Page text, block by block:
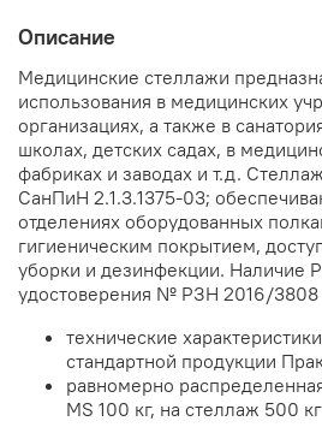
Описание
Медицинские стеллажи
использования в медицинских
организациях, а также в
школах, детских садах, в
фабриках и заводах и т.д.
СанПиН 2.1.3.1375-03;
отделениях оборудованных
гигиеническим покрытием,
уборки и дезинфекции. Наличие
удостоверения № РЗН 2016/3808
технические
стандартной продукции
равномерно
MS 100 кг, на стеллаж 500 кг